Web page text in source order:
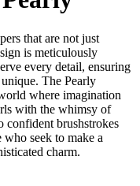
that are not just
is meticulously
every detail, ensuring
The Pearly
where imagination
with the whimsy of
confident brushstrokes
seek to make a
charm.